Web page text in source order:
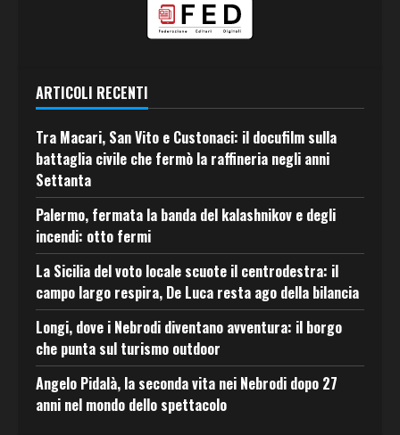
ARTICOLI RECENTI
Tra Macari, San Vito e Custonaci: il docufilm sulla
battaglia civile che fermò la raffineria negli anni
Settanta
Palermo, fermata la banda del kalashnikov e degli
incendi: otto fermi
La Sicilia del voto locale scuote il centrodestra: il
campo largo respira, De Luca resta ago della bilancia
Longi, dove i Nebrodi diventano avventura: il borgo
che punta sul turismo outdoor
Angelo Pidalà, la seconda vita nei Nebrodi dopo 27
anni nel mondo dello spettacolo